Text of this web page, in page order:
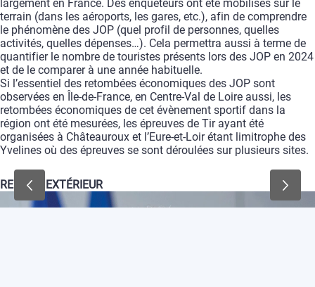
largement en France. Des enquêteurs ont été mobilisés sur le
terrain (dans les aéroports, les gares, etc.), afin de comprendre
le phénomène des JOP (quel profil de personnes, quelles
activités, quelles dépenses…). Cela permettra aussi à terme de
quantifier le nombre de touristes présents lors des JOP en 2024
et de le comparer à une année habituelle.
Si l’essentiel des retombées économiques des JOP sont
observées en Île-de-France, en Centre-Val de Loire aussi, les
retombées économiques de cet évènement sportif dans la
région ont été mesurées, les épreuves de Tir ayant été
organisées à Châteauroux et l’Eure-et-Loir étant limitrophe des
Yvelines où des épreuves se sont déroulées sur plusieurs sites.
REGARD EXTÉRIEUR